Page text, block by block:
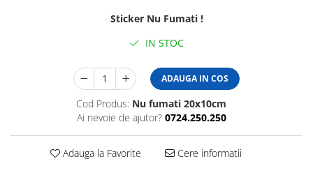
Sticker Nu Fumati !
IN STOC
ADAUGA IN COS
Cod Produs: Nu fumati 20x10cm
Ai nevoie de ajutor? 0724.250.250
Adauga la Favorite Cere informatii